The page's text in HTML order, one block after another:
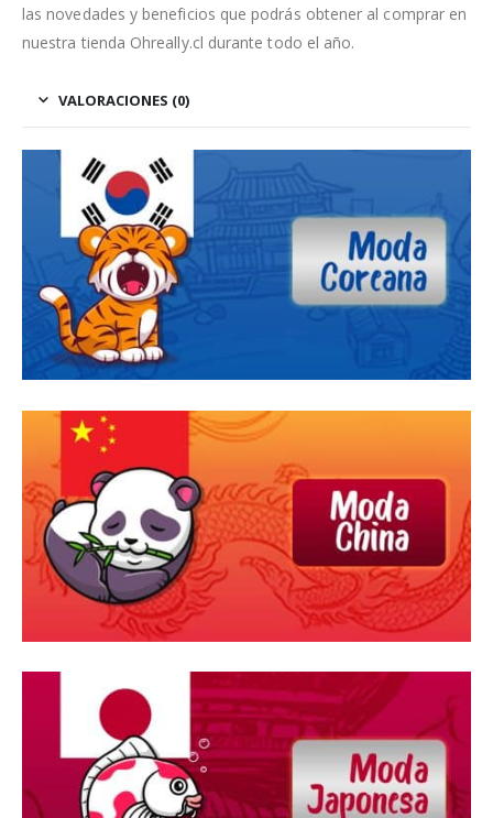
las novedades y beneficios que podrás obtener al comprar en
nuestra tienda Ohreally.cl durante todo el año.
VALORACIONES (0)